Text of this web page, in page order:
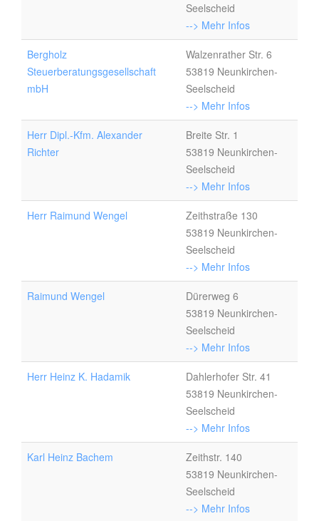
Seelscheid
--> Mehr Infos
Bergholz
Steuerberatungsgesellschaft
mbH
Walzenrather Str. 6
53819 Neunkirchen-
Seelscheid
--> Mehr Infos
Herr Dipl.-Kfm. Alexander
Richter
Breite Str. 1
53819 Neunkirchen-
Seelscheid
--> Mehr Infos
Herr Raimund Wengel
Zeithstraße 130
53819 Neunkirchen-
Seelscheid
--> Mehr Infos
Raimund Wengel
Dürerweg 6
53819 Neunkirchen-
Seelscheid
--> Mehr Infos
Herr Heinz K. Hadamik
Dahlerhofer Str. 41
53819 Neunkirchen-
Seelscheid
--> Mehr Infos
Karl Heinz Bachem
Zeithstr. 140
53819 Neunkirchen-
Seelscheid
--> Mehr Infos